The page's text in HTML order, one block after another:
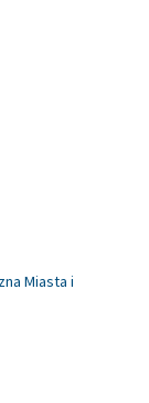
Miasta i